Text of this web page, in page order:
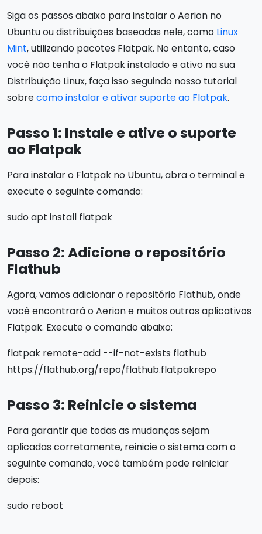
Siga os passos abaixo para instalar o Aerion no
Ubuntu ou distribuições baseadas nele, como Linux
Mint, utilizando pacotes Flatpak. No entanto, caso
você não tenha o Flatpak instalado e ativo na sua
Distribuição Linux, faça isso seguindo nosso tutorial
sobrecomo instalar e ativar suporte ao Flatpak.
Passo 1: Instale e ative o suporte
ao Flatpak
Para instalar o Flatpak no Ubuntu, abra o terminal e
execute o seguinte comando:
sudo apt install flatpak
Passo 2: Adicione o repositório
Flathub
Agora, vamos adicionar o repositório Flathub, onde
você encontrará o Aerion e muitos outros aplicativos
Flatpak. Execute o comando abaixo:
flatpak remote-add --if-not-exists flathub
https://flathub.org/repo/flathub.flatpakrepo
Passo 3: Reinicie o sistema
Para garantir que todas as mudanças sejam
aplicadas corretamente, reinicie o sistema com o
seguinte comando, você também pode reiniciar
depois:
sudo reboot